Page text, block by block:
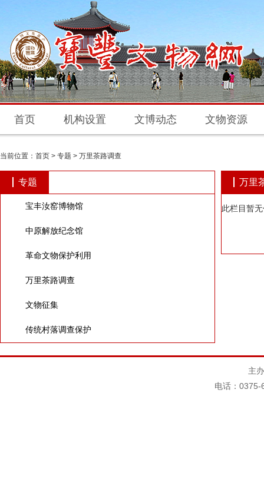
首页 机构设置 文博动态 文物资源
当前位置： 首页 > 专题 > 万里茶路调查
专题
宝丰汝窑博物馆
中原解放纪念馆
革命文物保护利用
万里茶路调查
文物征集
传统村落调查保护
万里
此栏目暂
主
电话：